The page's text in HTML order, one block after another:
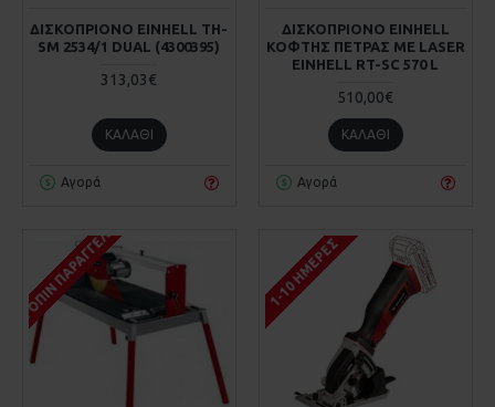
ΔΙΣΚΟΠΡΙΟΝΟ EINHELL TH-
SM 2534/1 DUAL (4300395)
313,03€
ΚΑΛΆΘΙ
Αγορά
ΔΙΣΚΟΠΡΙΟΝΟ EINHELL
ΚΟΦΤΗΣ ΠΕΤΡΑΣ ΜΕ LASER
EINHELL RT-SC 570 L
510,00€
ΚΑΛΆΘΙ
Αγορά
ΚΑΤΌΠΙΝ ΠΑΡΑΓΓΕΛΊΑΣ 1-10 ΗΜΈΡΕΣ